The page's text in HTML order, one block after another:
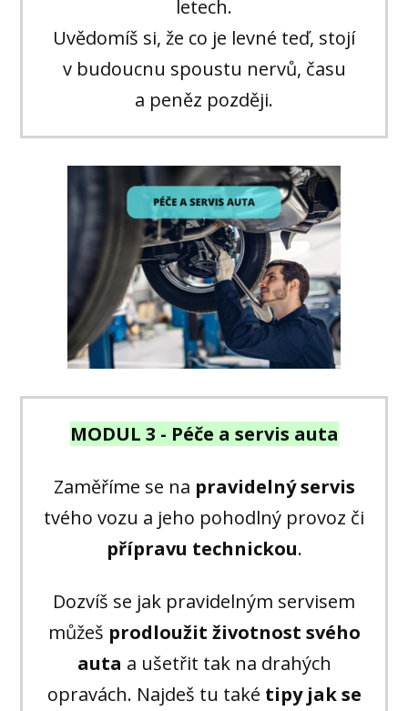
letech.
Uvědomíš si, že co je levné teď, stojí
v budoucnu spoustu nervů, času
a peněz později.
MODUL 3 - Péče a servis auta
Zaměříme se na pravidelný servis
tvého vozu a jeho pohodlný provoz či
přípravu technickou.
Dozvíš se jak pravidelným servisem
můžeš prodloužit životnost svého
auta a ušetřit tak na drahých
opravách. Najdeš tu také tipy jak se